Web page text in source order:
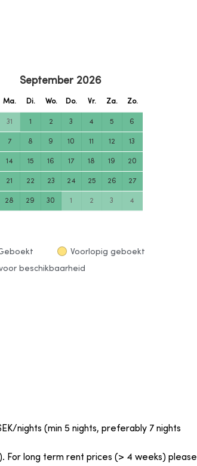
September 2026
Ma. Di. Wo. Do. Vr. Za. Zo.
31 1 2 3 4 5 6
7 8 9 10 11 12 13
14 15 16 17 18 19 20
21 22 23 24 25 26 27
28 29 30 1 2 3 4
Voorlopig geboekt
beschikbaarheid
nights (min 5 nights, preferably 7 nights
For long term rent prices (> 4 weeks) please